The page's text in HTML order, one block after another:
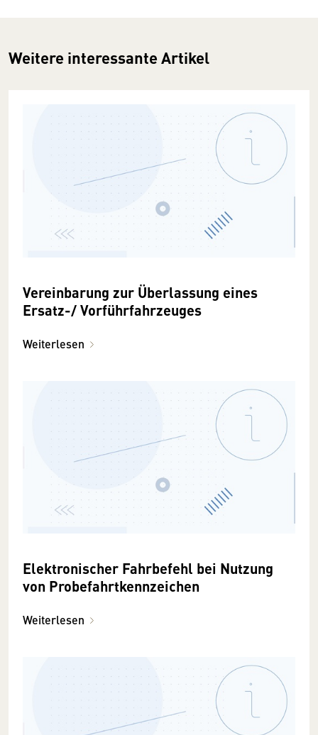
Weitere interessante Artikel
Vereinbarung zur Überlassung eines
Ersatz-/ Vorführfahrzeuges
Weiterlesen
Elektronischer Fahrbefehl bei Nutzung
von Probefahrtkennzeichen
Weiterlesen